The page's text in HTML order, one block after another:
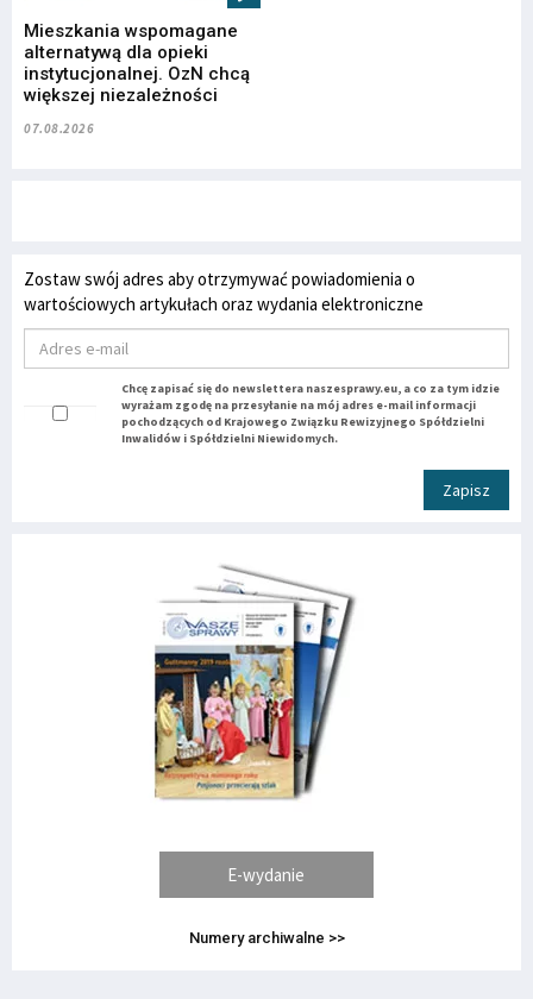
Mieszkania wspomagane
alternatywą dla opieki
instytucjonalnej. OzN chcą
większej niezależności
07.08.2026
Zostaw swój adres aby otrzymywać powiadomienia o
wartościowych artykułach oraz wydania elektroniczne
Chcę zapisać się do newslettera naszesprawy.eu, a co za tym idzie
wyrażam zgodę na przesyłanie na mój adres e-mail informacji
pochodzących od Krajowego Związku Rewizyjnego Spółdzielni
Inwalidów i Spółdzielni Niewidomych.
Zapisz
E-wydanie
Numery archiwalne >>